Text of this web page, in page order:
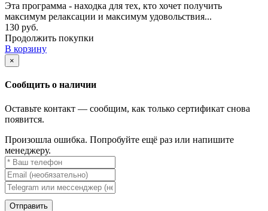
Эта программа - находка для тех, кто хочет получить
максимум релаксации и максимум удовольствия...
130 руб.
Продолжить покупки
В корзину
×
Сообщить о наличии
Оставьте контакт — сообщим, как только сертификат снова
появится.
Произошла ошибка. Попробуйте ещё раз или напишите
менеджеру.
Отправить